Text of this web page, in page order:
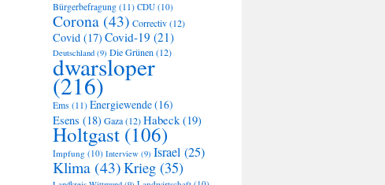
Bürgerbefragung (11) CDU (10)
Corona (43) Correctiv(12)
Covid (17) Covid-19 (21)
Deutschland (9) Die Grünen(12)
dwarsloper
(216)
Ems (11) Energiewende(16)
Esens (18)Gaza(12)Habeck(19)
Holtgast (106)
Impfung (10) Interview (9) Israel (25)
Klima (43)Krieg (35)